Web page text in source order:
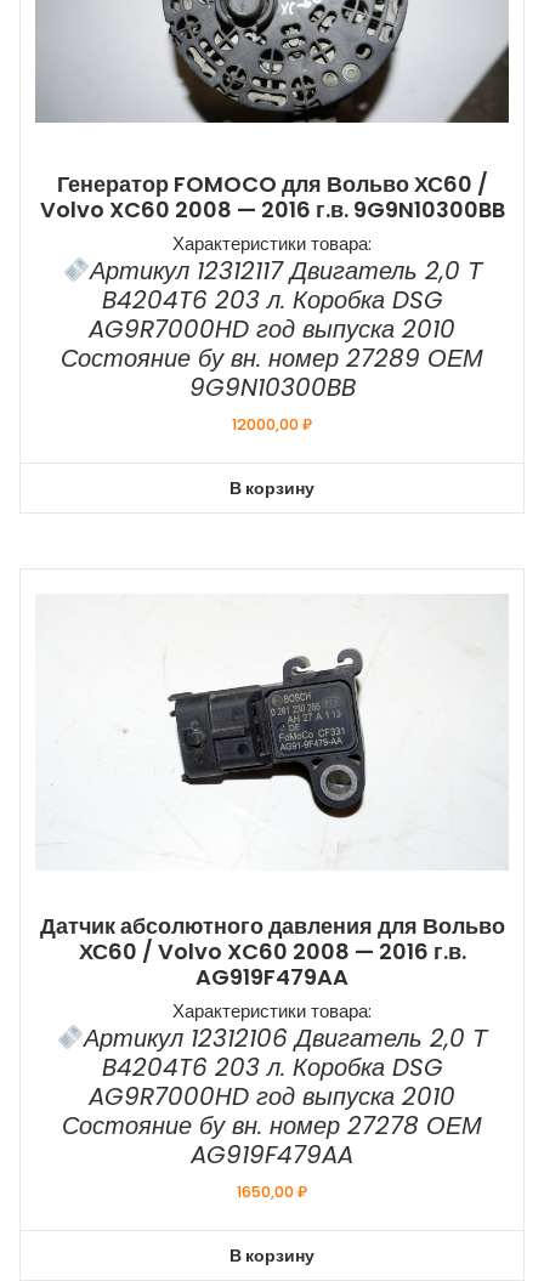
Генератор FOMOCO для Вольво ХС60 /
Volvo XC60 2008 — 2016 г.в. 9G9N10300BB
Характеристики товара:
Артикул 12312117 Двигатель 2,0 Т
B4204T6 203 л. Коробка DSG
AG9R7000HD год выпуска 2010
Состояние бу вн. номер 27289 ОЕМ
9G9N10300BB
12000,00₽
В корзину
Датчик абсолютного давления для Вольво
ХС60 / Volvo XC60 2008 — 2016 г.в.
AG919F479AA
Характеристики товара:
Артикул 12312106 Двигатель 2,0 Т
B4204T6 203 л. Коробка DSG
AG9R7000HD год выпуска 2010
Состояние бу вн. номер 27278 ОЕМ
AG919F479AA
1650,00₽
В корзину